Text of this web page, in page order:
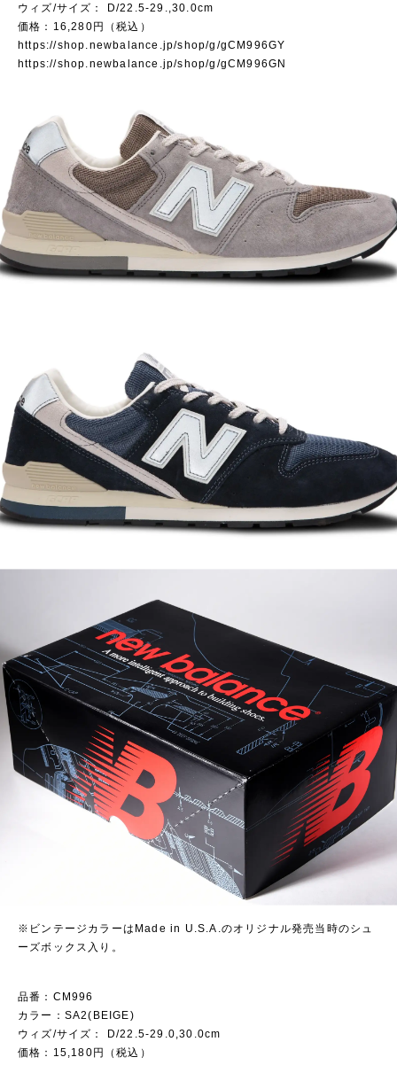
ウィズ/サイズ： D/22.5-29.,30.0cm
価格：16,280円（税込）
https://shop.newbalance.jp/shop/g/gCM996GY
https://shop.newbalance.jp/shop/g/gCM996GN
※ビンテージカラーはMade in U.S.A.のオリジナル発売当時のシュ
ーズボックス入り。
品番：CM996
カラー：SA2(BEIGE)
ウィズ/サイズ： D/22.5-29.0,30.0cm
価格：15,180円（税込）